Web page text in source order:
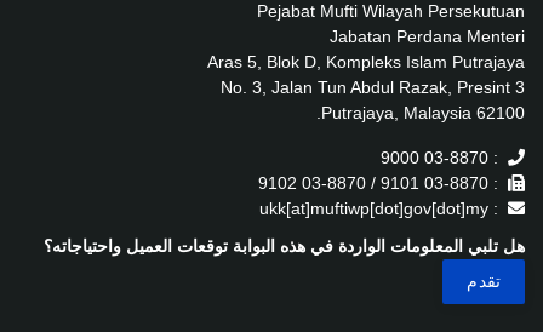
Pejabat Mufti Wilayah Persekutuan
Jabatan Perdana Menteri
Aras 5, Blok D, Kompleks Islam Putrajaya
No. 3, Jalan Tun Abdul Razak, Presint 3
62100 Putrajaya, Malaysia.
: 03-8870 9000
: 03-8870 9101 / 03-8870 9102
: ukk[at]muftiwp[dot]gov[dot]my
هل تلبي المعلومات الواردة في هذه البوابة توقعات العميل واحتياجاته؟